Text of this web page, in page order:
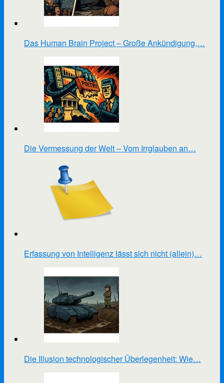
Das Human Brain Project – Große Ankündigung,…
Die Vermessung der Welt – Vom Irrglauben an…
Erfassung von Intelligenz lässt sich nicht (allein)…
Die Illusion technologischer Überlegenheit: Wie…